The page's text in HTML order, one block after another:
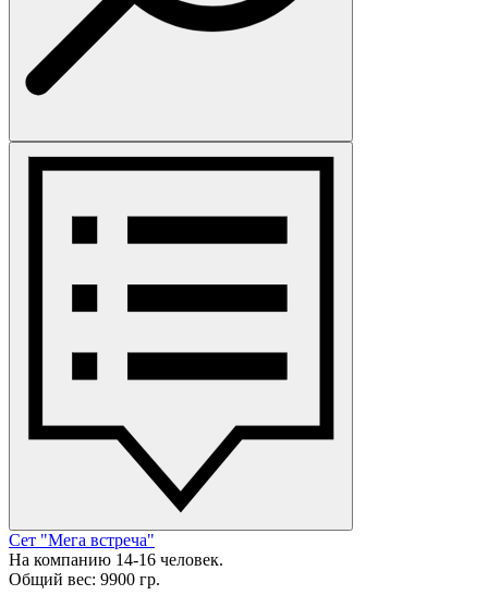
Сет "Мега встреча"
На компанию 14-16 человек.
Общий вес: 9900 гр.